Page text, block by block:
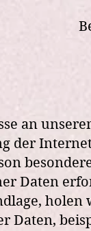
an
der
Daten
Daten,